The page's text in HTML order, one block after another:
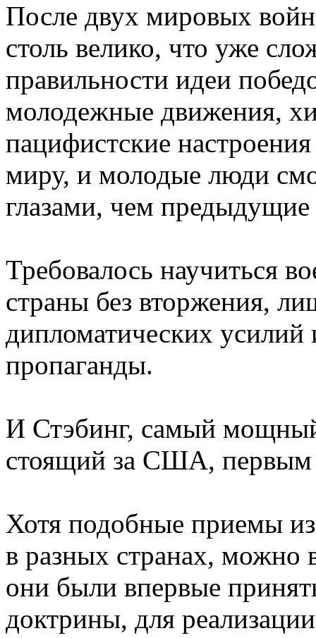
После двух мировых
столь велико, что уже
правильности идеи
молодежные движения,
пацифистские
миру, и молодые люди
глазами, чем предыдущие
Требовалось научиться
страны без вторжения,
дипломатических
пропаганды.
И Стэбинг, самый
стоящий за США, первым
Хотя подобные приемы
в разных странах,
они были впервые
доктрины, для